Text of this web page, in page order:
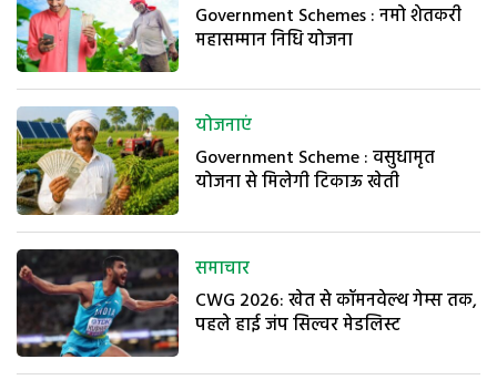
Government Schemes : नमो शेतकरी
महासम्मान निधि योजना
योजनाएं
Government Scheme : वसुधामृत
योजना से मिलेगी टिकाऊ खेती
समाचार
CWG 2026: खेत से कॉमनवेल्थ गेम्स तक,
पहले हाई जंप सिल्वर मेडलिस्ट